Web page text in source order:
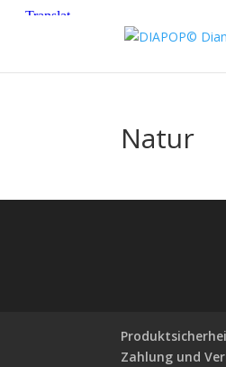
Natur
Zahlung und